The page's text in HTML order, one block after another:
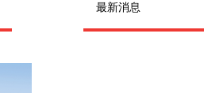
最新消息